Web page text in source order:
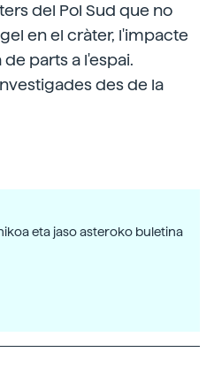
del Pol Sud que no
en el cràter, l'impacte
parts a l'espai.
des de la
eta jaso asteroko buletina